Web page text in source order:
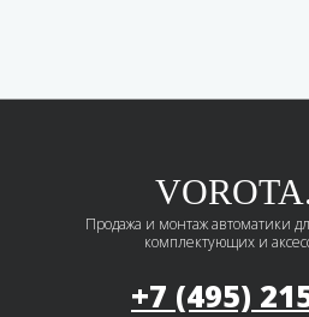
Продажа и монтаж автоматики
комплектующих и
+7 (495)